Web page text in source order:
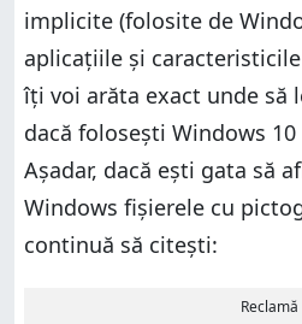
implicite (folosite de
aplicațiile și
îți voi arăta exact unde să
dacă folosești Windows
Așadar, dacă ești gata să
Windows fișierele cu
continuă să citești:
Reclamă